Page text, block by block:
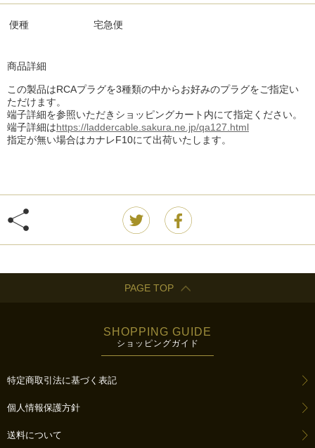
便種 宅急便
商品詳細
この製品はRCAプラグを3種類の中からお好みのプラグをご指定い
ただけます。
端子詳細を参照いただきショッピングカート内にて指定ください。
端子詳細はhttps://laddercable.sakura.ne.jp/qa127.html
指定が無い場合はカナレF10にて出荷いたします。
PAGE TOP
SHOPPING GUIDE
ショッピングガイド
特定商取引法に基づく表記
個人情報保護方針
送料について